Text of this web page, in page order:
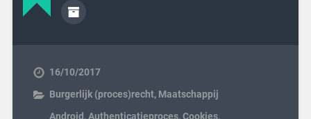
16/10/2017
Burgerlijk (proces)recht, Maatschappij
Android ,Authenticatieproces,Cookies,